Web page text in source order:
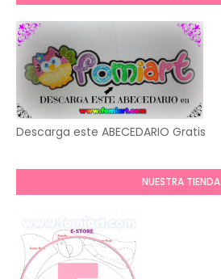
Descarga este ABECEDARIO Gratis
NUESTRA TIENDA